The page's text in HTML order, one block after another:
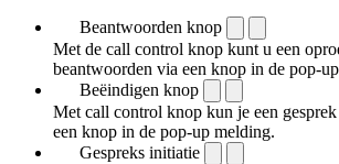
Beantwoorden knop
Met de call control knop kunt u een
beantwoorden via een knop in de pop-
Beëindigen knop
Met call control knop kun je een
een knop in de pop-up melding.
Gespreks initiatie